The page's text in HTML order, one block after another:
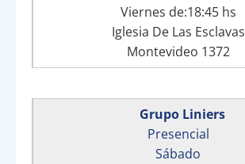
Viernes de:18:45 hs
Iglesia De Las Esclavas
Montevideo 1372
Grupo Liniers
Presencial
Sábado